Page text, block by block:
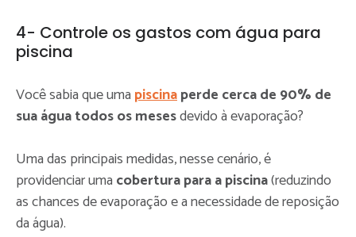
4- Controle os gastos com água para
piscina
Você sabia que uma piscinaperde cerca de 90% de
sua água todos os mesesdevido à evaporação?
Uma das principais medidas, nesse cenário, é
providenciar uma cobertura para a piscina(reduzindo
as chances de evaporação e a necessidade de reposição
da água).